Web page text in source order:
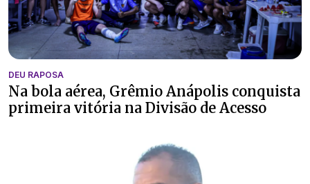
DEU RAPOSA
Na bola aérea, Grêmio Anápolis conquista
primeira vitória na Divisão de Acesso